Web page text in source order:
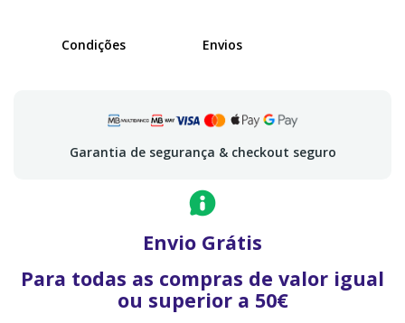
Condições Envios
Garantia de segurança & checkout seguro
Envio Grátis
Para todas as compras de valor igual
ou superior a 50€